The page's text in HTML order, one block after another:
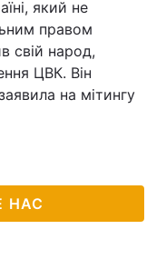
який не
правом
свій народ,
ЦВК. Він
на мітингу
НАС